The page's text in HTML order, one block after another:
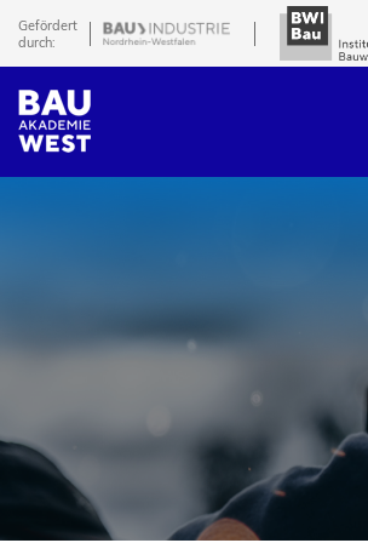
Gefördert
durch: